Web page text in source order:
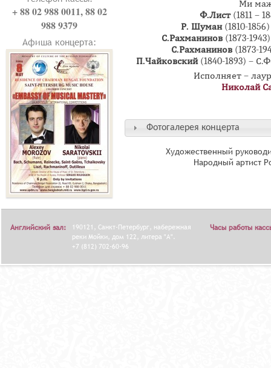
+ 88 02 988 0011, 88 02
988 9379
Афиша концерта:
Ми
Ф.Лист(1811 –
Р. Шуман(1810-
С.Рахманинов (1873-
С.Рахманинов (1873-
П.Чайковский(1840-1893) –
Исполняет –
Николай
Фотогалерея концерта
Художественный
Народный артист
Английский зал:
190121, Санкт-Петербург, набережная
реки Мойки, дом 122, литера "А".
+7 (812) 702-60-96
Часы работы